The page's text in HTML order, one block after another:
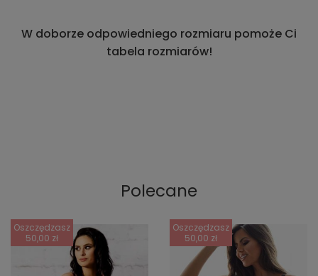
W doborze odpowiedniego rozmiaru pomoże Ci
tabela rozmiarów!
Polecane
Oszczędzasz
50,00 zł
Oszczędzasz
50,00 zł